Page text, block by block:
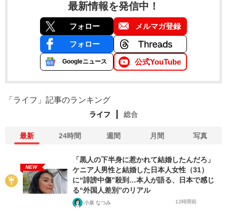
最新情報を発信中！
フォロー メルマガ登録
フォロー
Googleニュース 公式YouTube
「ライフ」記事のランキング
ライフ 総合
最新 24時間 週間 月間 写真
NEW
「黒人の下半身に惹かれて結婚したんだろ」
ケニア人男性と結婚した日本人女性（31）
に“誹謗中傷”殺到…本人が語る、日本で感じ
る“外国人差別”のリアル
小泉 なつみ 12時間前